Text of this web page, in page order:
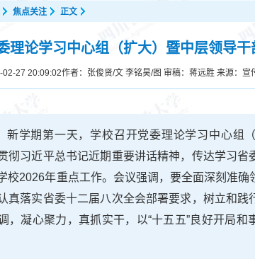
焦点关注 正文
理论学习中心组（扩大）暨中层领导
02-27 20:09:02作者：张俊贤/文 李铭昊/图 审稿：蒋远胜 来源：宣
新学期第一天，学校召开党委理论学习中心组
彻习近平总书记近期重要讲话精神，传达学习省
校2026年重点工作。会议强调，要全面深刻准确
真落实省委十二届八次全会部署要求，树立和践
，凝心聚力，真抓实干，以“十五五”良好开局和